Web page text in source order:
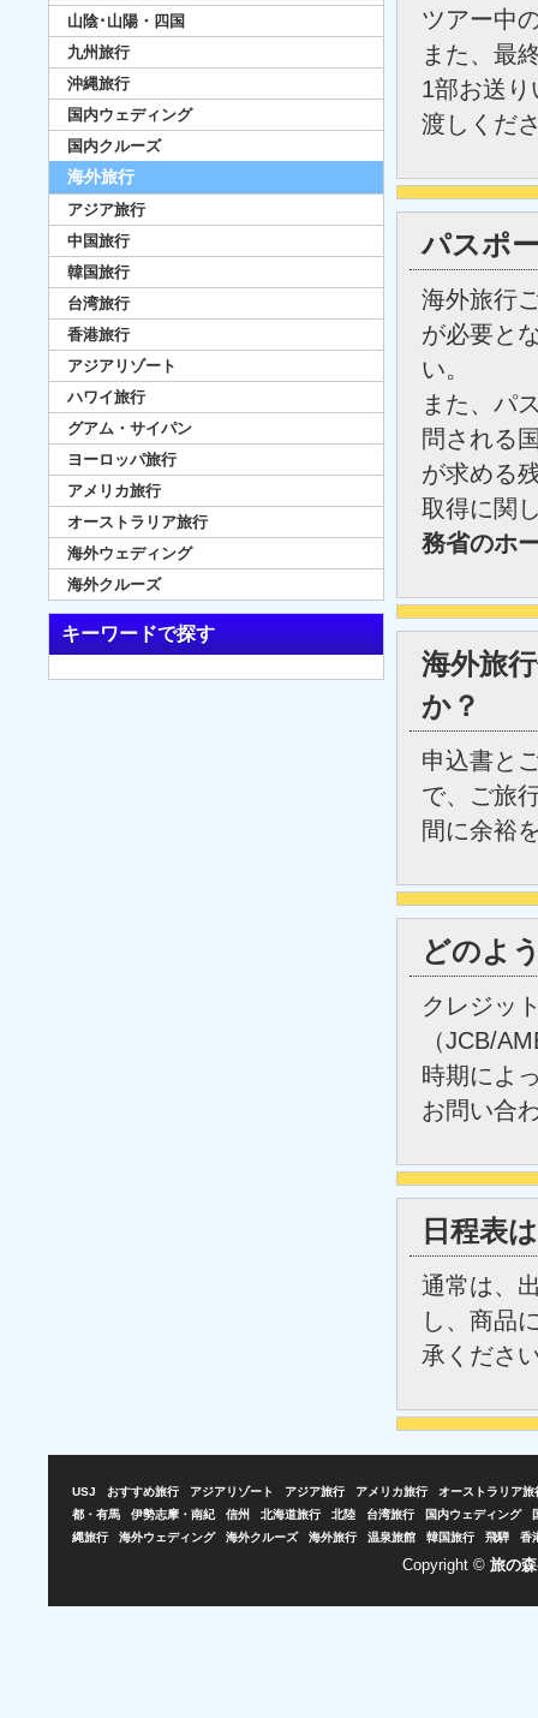
ツアー中
また、最
1部お送
渡しくだ
パスポ
海外旅行
が必要と
い。
また、パ
問される
が求める
取得に関
務省のホ
海外旅
か？
申込書と
で、ご旅
間に余裕
どのよ
クレジッ
（JCB/
時期によ
お問い合
日程表
通常は、
し、商品
承くださ
山陰･山陽・四国
九州旅行
沖縄旅行
国内ウェディング
国内クルーズ
海外旅行
アジア旅行
中国旅行
韓国旅行
台湾旅行
香港旅行
アジアリゾート
ハワイ旅行
グアム・サイパン
ヨーロッパ旅行
アメリカ旅行
オーストラリア旅行
海外ウェディング
海外クルーズ
キーワードで探す
USJ おすすめ旅行 アジアリゾート アジア旅行 アメリカ旅行
オーストラリア旅
都・有馬
伊勢志摩・南紀 信州 北海道旅行 北陸 台湾旅行 国内ウェディング
縄旅行
海外ウェディング 海外クルーズ 海外旅行 温泉旅館 韓国旅行 飛騨 香
Copyright © 旅の